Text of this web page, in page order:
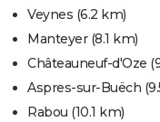
Veynes (6.2 km)
Manteyer(8.1 km)
Châteauneuf-d'Oze
Aspres-sur-Buëch
Rabou (10.1 km)